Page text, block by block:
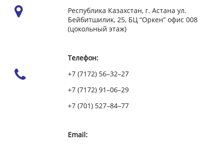
Республика Казахстан, г. Астана ул.
Бейбитшилик, 25, БЦ “Оркен” офис 008
(цокольный этаж)
Телефон:
+7 (7172) 56–32–27
+7 (7172) 91–06–29
+7 (701) 527–84–77
Email: